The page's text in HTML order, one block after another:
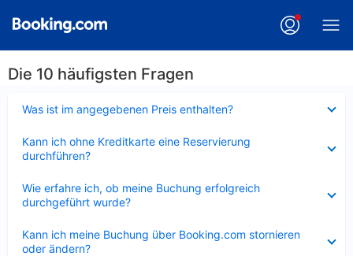
Die 10 häufigsten Fragen
Was ist im angegebenen Preis enthalten?
Kann ich ohne Kreditkarte eine Reservierung
durchführen?
Wie erfahre ich, ob meine Buchung erfolgreich
durchgeführt wurde?
Kann ich meine Buchung über Booking.com stornieren
oder ändern?